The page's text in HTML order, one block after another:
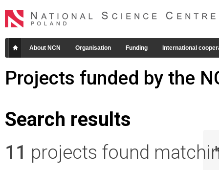
About NCN Organisation Funding International
Projects funded by the
Search results
11 projects found